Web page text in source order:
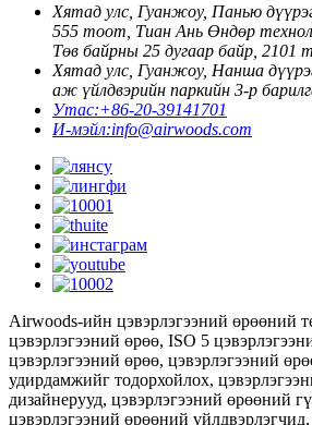
Хятад улс, Гуанжоу, Панью
555 тоот, Тиан Ань Өндөр
Төв байрны 25 дугаар байр, 2101
Хятад улс, Гуанжоу, Нанша
аж үйлдвэрийн паркийн 3-р
Утас:+86-20-39141701
И-мэйл:info@airwoods.com
Airwoods-ийн цэвэрлэгээний өрөөний
цэвэрлэгээний өрөө, ISO 5
цэвэрлэгээний өрөө, цэвэрлэгээний
удирдамжийг тодорхойлох,
дизайнерууд, цэвэрлэгээний өрөөний
цэвэрлэгээний өрөөний